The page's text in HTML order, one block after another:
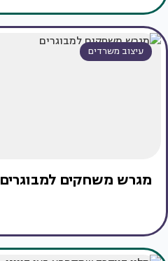
עיצוב משרדים
מגרש משחקים למבוגרים